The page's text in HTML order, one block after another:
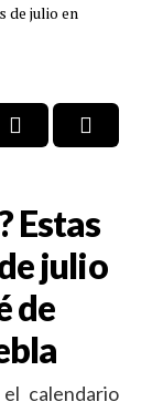
de julio en
Estas
julio
de
calendario